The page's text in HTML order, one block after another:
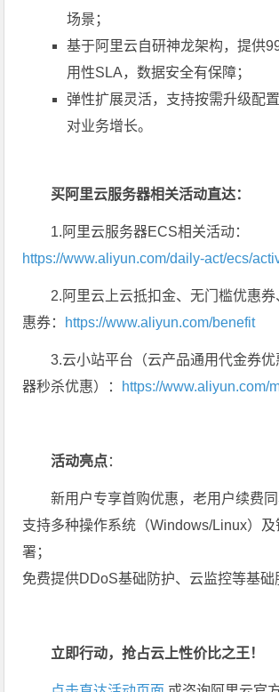
场景；
基于阿里云自研神龙架构，提供
用性SLA，数据安全有保障；
弹性扩展灵活，支持按需升级配
对业务增长。
买阿里云服务器相关活动直达：
1.阿里云服务器ECS相关活动：
https://www.aliyun.com/daily-act/ecs/
2.阿里云上云抵扣金、无门槛优惠
惠券： https://www.aliyun.com/benefit
3.云小站平台（云产品通用代金券
器秒杀优惠）： https://www.aliyun.com/
活动亮点：
新用户专享首购优惠，老用户续费同
支持多种操作系统（Windows/Linux）及
署；
免费提供DDoS基础防护、云监控等基础
立即行动，抢占云上性价比之王！